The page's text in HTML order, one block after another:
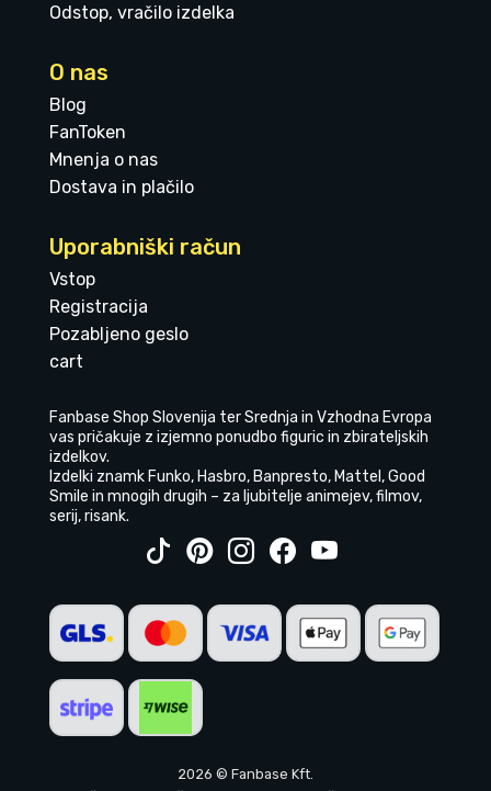
Odstop, vračilo izdelka
O nas
Blog
FanToken
Mnenja o nas
Dostava in plačilo
Uporabniški račun
Vstop
Registracija
Pozabljeno geslo
cart
Fanbase Shop Slovenija ter Srednja in Vzhodna Evropa
vas pričakuje z izjemno ponudbo figuric in zbirateljskih
izdelkov.
Izdelki znamk Funko, Hasbro, Banpresto, Mattel, Good
Smile in mnogih drugih – za ljubitelje animejev, filmov,
serij, risank.
2026 © Fanbase Kft.